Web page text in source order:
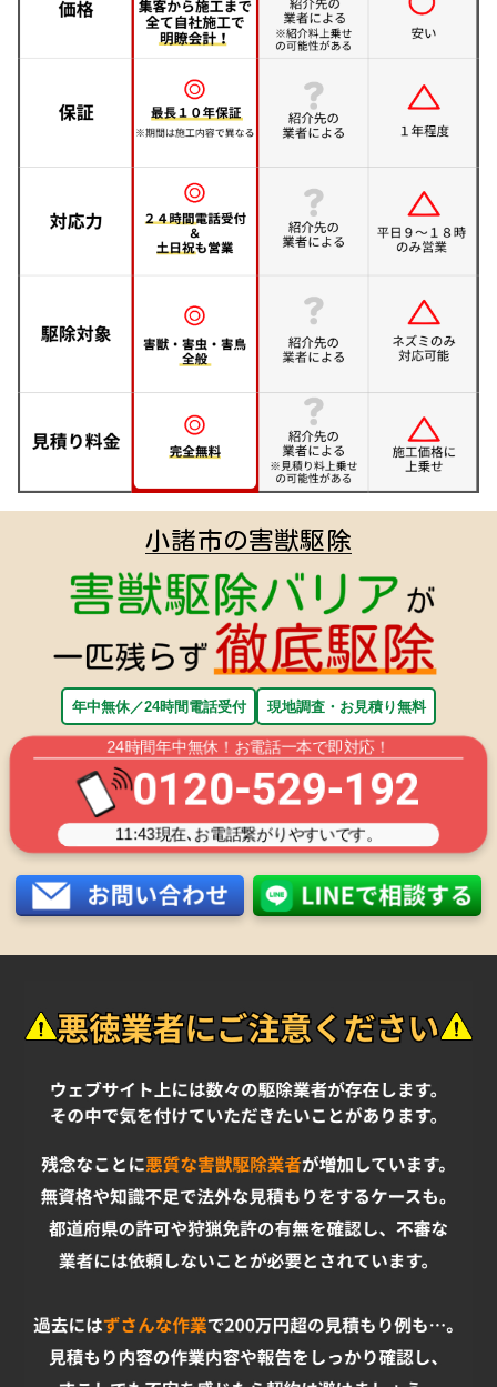
小諸市の害獣駆除
年中無休／24時間電話受付 現地調査・お見積り無料
24時間年中無休！お電話一本で即対応！
0120-529-192
11:43現在､お電話繋がりやすいです。